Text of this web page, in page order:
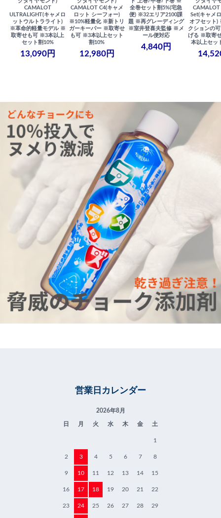
CAMALOT
ULTRALIGHT(キャメロ
ットウルトラライト)
※革命的軽量モデル ※
取寄せも可 ※3本以上
セット割10%
13,090円
CAMALOT C4(キャメ
ロット シーフォー)
※10%軽量化 ※新トリ
ガーキーパー ※取寄せ
も可 ※3本以上セット
割10%
12,980円
全巻セット割5%(宅急
便) ※32エリア2100課
題 ※再グレーディング
※室井登喜夫監修 ※メ
ール便対応
4,840円
Set(キャメ
オフセット)
クションの
げる ※取寄
本以上セッ
営業日カレンダー
2026年8月
日 月 火 水 木 金 土
1
2 3 4 5 6 7 8
9 10 11 12 13 14 15
16 17 18 19 20 21 22
23 24 25 26 27 28 29